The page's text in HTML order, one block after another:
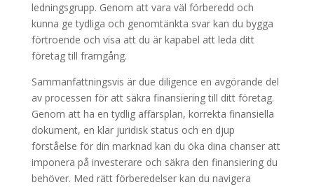
ledningsgrupp. Genom att vara väl förberedd och
kunna ge tydliga och genomtänkta svar kan du bygga
förtroende och visa att du är kapabel att leda ditt
företag till framgång.
Sammanfattningsvis är due diligence en avgörande del
av processen för att säkra finansiering till ditt företag.
Genom att ha en tydlig affärsplan, korrekta finansiella
dokument, en klar juridisk status och en djup
förståelse för din marknad kan du öka dina chanser att
imponera på investerare och säkra den finansiering du
behöver. Med rätt förberedelser kan du navigera